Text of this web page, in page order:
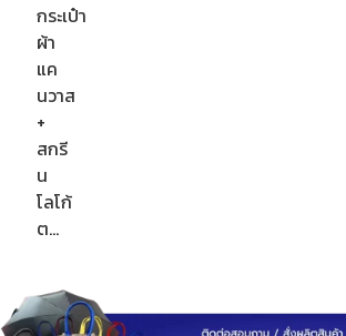
กระเป๋า
ผ้า
แค
นวาส
+
สกรี
น
โลโก้
ต…